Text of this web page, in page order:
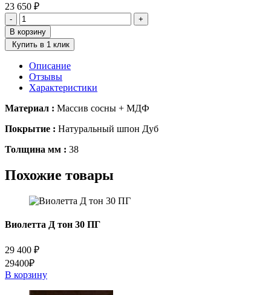
23 650 ₽
Количество
товара
Калина
К
-
+
В корзину
Купить в 1 клик
Описание
Отзывы
Характеристики
Материал : Массив сосны + МДФ
Покрытие : Натуральный шпон Дуб
Толщина мм : 38
Похожие товары
Виолетта Д тон 30 ПГ
29 400 ₽
29400₽
В корзину